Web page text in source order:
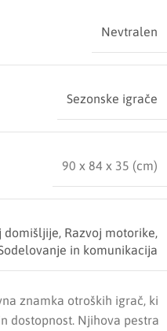
Nevtralen
Sezonske igrače
90 x 84 x 35 (cm)
domišljije, Razvoj motorike,
in komunikacija
znamka otroških igrač, ki
dostopnost. Njihova pestra